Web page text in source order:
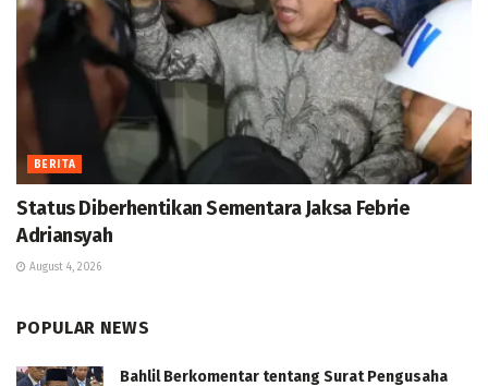
BERITA
Status Diberhentikan Sementara Jaksa Febrie
Adriansyah
August 4, 2026
POPULAR NEWS
Bahlil Berkomentar tentang Surat Pengusaha